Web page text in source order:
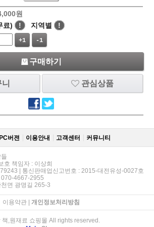
원
료) ! 지역별
!
+1 -1
구매하기
관심상품
PC버젼 이용안내 고객센터 커뮤니티
호 책임자 : 이상희
| 통신판매업신고번호 : 2015-대전유성-0027호
070-4667-2955
면 광명길 265-3
이용약관| 개인정보처리방침
,원재료 쇼핑몰 All rights reserved.